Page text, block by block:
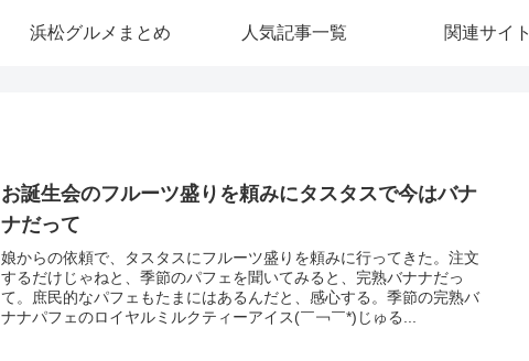
浜松グルメまとめ 人気記事一覧 関連サイト
お誕生会のフルーツ盛りを頼みにタスタスで今はバナ
ナだって
娘からの依頼で、タスタスにフルーツ盛りを頼みに行ってきた。注文
するだけじゃねと、季節のパフェを聞いてみると、完熟バナナだっ
て。庶民的なパフェもたまにはあるんだと、感心する。季節の完熟バ
ナナパフェのロイヤルミルクティーアイス(￣￢￣*)じゅる...